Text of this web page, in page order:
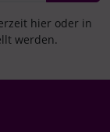
hier oder in
werden.